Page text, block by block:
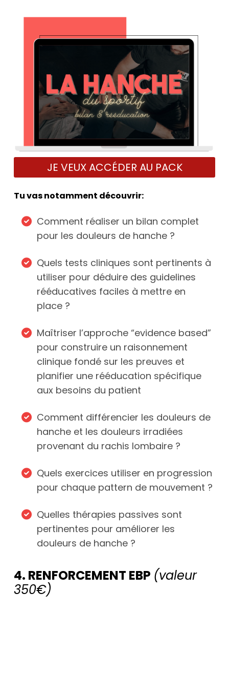
JE VEUX ACCÉDER AU PACK
Tu vas notamment découvrir:
Comment réaliser un bilan complet
pour les douleurs de hanche ?
Quels tests cliniques sont pertinents à
utiliser pour déduire des guidelines
rééducatives faciles à mettre en
place ?
Maîtriser l’approche “evidence based”
pour construire un raisonnement
clinique fondé sur les preuves et
planifier une rééducation spécifique
aux besoins du patient
Comment différencier les douleurs de
hanche et les douleurs irradiées
provenant du rachis lombaire ?
Quels exercices utiliser en progression
pour chaque pattern de mouvement ?
Quelles thérapies passives sont
pertinentes pour améliorer les
douleurs de hanche ?
4. RENFORCEMENT EBP (valeur
350€)